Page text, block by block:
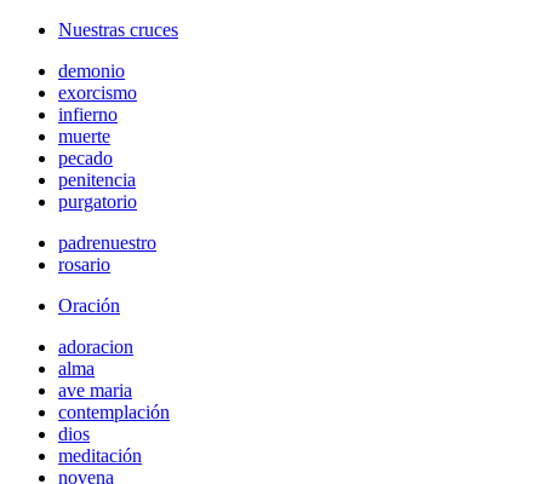
Nuestras cruces
demonio
exorcismo
infierno
muerte
pecado
penitencia
purgatorio
padrenuestro
rosario
Oración
adoracion
alma
ave maria
contemplación
dios
meditación
novena